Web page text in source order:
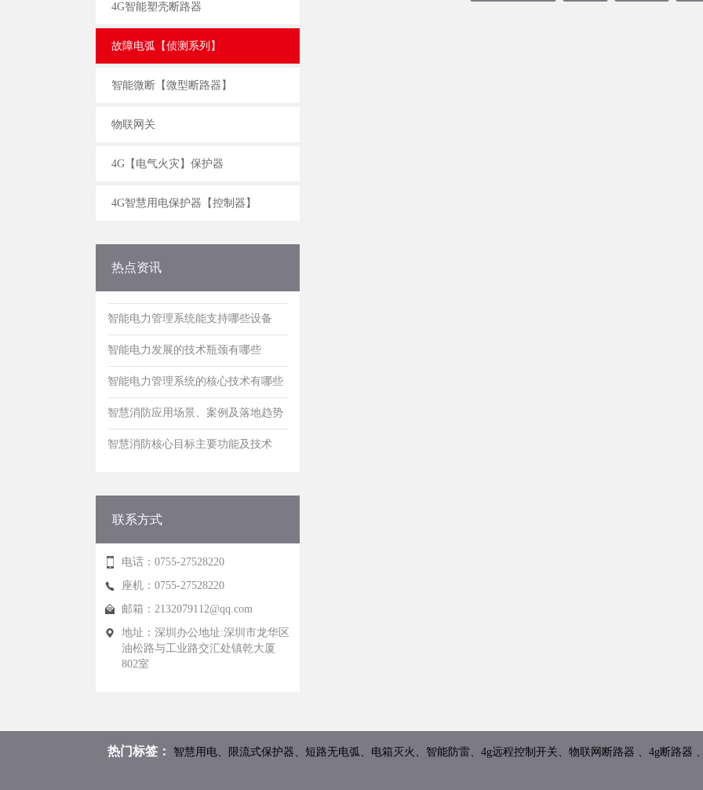
4G智能塑壳断路器
故障电弧【侦测系列】
智能微断【微型断路器】
物联网关
4G【电气火灾】保护器
4G智慧用电保护器【控制器】
热点资讯
智慧消防应用场景、案例及落地趋势
2026智慧用电发展
智能电力管理系统能支持哪些设备
智能电力管理系统能支持哪些设备
智能电力发展的技术瓶颈有哪些
智能电力管理系统的核心技术有哪些
智慧消防应用场景、案例及落地趋势
智慧消防核心目标主要功能及技术
智能电力管理系统的核心技术有哪些
联系方式
电话：0755-27528220
座机：0755-27528220
邮箱： 2132079112@qq.com
地址：深圳办公地址:深圳市龙华区
油松路与工业路交汇处镇乾大厦
802室
热门标签： 智慧用电、限流式保护器、短路无电弧、电箱灭火、智能防雷、4g远程控制开关、物联网断路器 、4g断路器